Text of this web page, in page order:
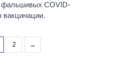
фальшивых COVID-
вакцинации.
2 →